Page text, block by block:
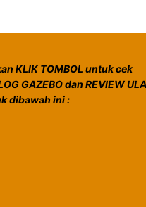
KLIK TOMBOL untuk cek
GAZEBO dan REVIEW
dibawah ini :